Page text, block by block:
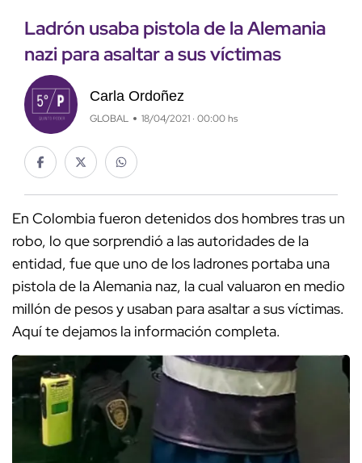
Ladrón usaba pistola de la Alemania
nazi para asaltar a sus víctimas
Carla Ordoñez
GLOBAL 18/04/2021 · 00:00 hs
En Colombia fueron detenidos dos hombres tras un
robo, lo que sorprendió a las autoridades de la
entidad, fue que uno de los ladrones portaba una
pistola de la Alemania naz, la cual valuaron en medio
millón de pesos y usaban para asaltar a sus víctimas.
Aquí te dejamos la información completa.